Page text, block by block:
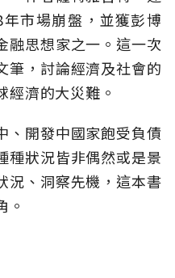
市場崩盤，並獲彭博
融思想家之一。這一次
筆，討論經濟及社會的
濟的大災難。
、開發中國家飽受負債
種狀況皆非偶然或是景
況、洞察先機，這本書
。